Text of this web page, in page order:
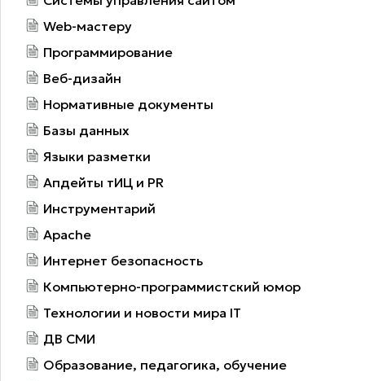
Web-мастеру
Программирование
Веб-дизайн
Нормативные документы
Базы данных
Языки разметки
Апдейты тИЦ и PR
Инструментарий
Apache
Интернет безопасность
Компьютерно-программистский юмор
Технологии и новости мира IT
ДВ СМИ
Образование, педагогика, обучение